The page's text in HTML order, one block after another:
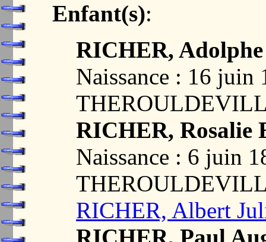
Enfant(s):
RICHER,
Naissance : 16 juin
RICHER, Rosalie
Naissance : 6 juin
RICHER, Albert